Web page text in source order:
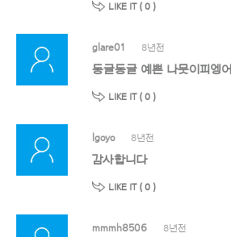
LIKE IT ( 0 )
glare01 8년전
동글동글 예쁜 나뭇이피엥어
LIKE IT ( 0 )
lgoyo 8년전
감사합니다
LIKE IT ( 0 )
mmmh8506 8년전